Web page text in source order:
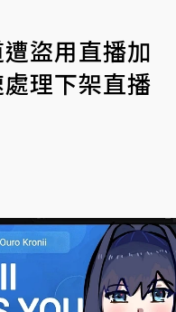
盜用直播加
理下架直播